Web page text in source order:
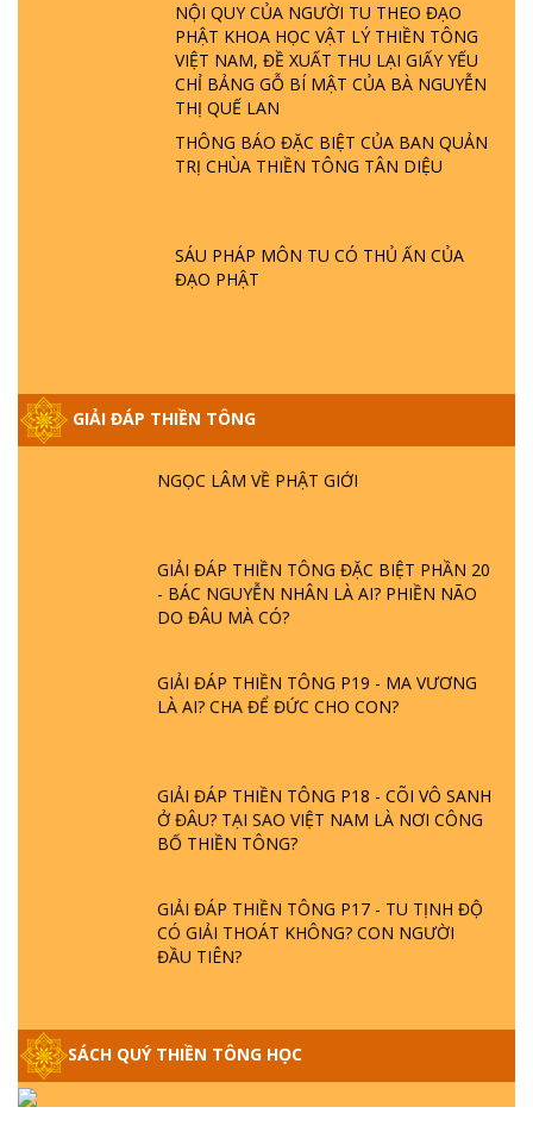
NỘI QUY CỦA NGƯỜI TU THEO ĐẠO
PHẬT KHOA HỌC VẬT LÝ THIỀN TÔNG
VIỆT NAM, ĐỀ XUẤT THU LẠI GIẤY YẾU
CHỈ BẢNG GỖ BÍ MẬT CỦA BÀ NGUYỄN
THỊ QUẾ LAN
THÔNG BÁO ĐẶC BIỆT CỦA BAN QUẢN
TRỊ CHÙA THIỀN TÔNG TÂN DIỆU
SÁU PHÁP MÔN TU CÓ THỦ ẤN CỦA
ĐẠO PHẬT
GIẢI ĐÁP THIỀN TÔNG
ĐƯỢC HÌNH THÀNH NHƯ THẾ NÀO?
PHẬT GIỚI CÓ THỜI GIAN KHÔNG? |
TTTD
GIẢI ĐÁP ĐẶC BIỆT P23 - THIÊN ĐÀNG Ở
ĐÂU? ĐỊA NGỤC Ở ĐÂU? ĐỨC CHÚA TRỜI
LÀ AI? QUỶ SA TĂNG? | TTTD
SAO TRÁI ĐẤT NHIỀU THIÊN TAI - LŨ LỤT
- HỎA HOẠN | TTTD
GIẢI ĐÁP VỀ LỄ TIỄN THIỀN TÔNG SƯ
NGỌC LÂM VỀ PHẬT GIỚI
GIẢI ĐÁP THIỀN TÔNG ĐẶC BIỆT PHẦN 20
- BÁC NGUYỄN NHÂN LÀ AI? PHIỀN NÃO
DO ĐÂU MÀ CÓ?
GIẢI ĐÁP THIỀN TÔNG P19 - MA VƯƠNG
LÀ AI? CHA ĐỂ ĐỨC CHO CON?
GIẢI ĐÁP THIỀN TÔNG P18 - CÕI VÔ SANH
Ở ĐÂU? TẠI SAO VIỆT NAM LÀ NƠI CÔNG
BỐ THIỀN TÔNG?
GIẢI ĐÁP THIỀN TÔNG P17 - TU TỊNH ĐỘ
CÓ GIẢI THOÁT KHÔNG? CON NGƯỜI
ĐẦU TIÊN?
THẦN THÁNH TIÊN ĂN GÌ? ĐẠO DẠY TU
ĐỂ LÀM SÚC SINH?
SÁCH QUÝ THIỀN TÔNG HỌC